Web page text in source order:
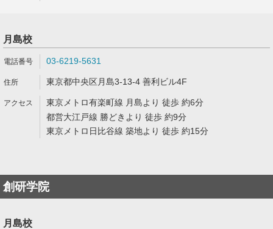
月島校
03-6219-5631
東京都中央区月島3-13-4 善利ビル4F
東京メトロ有楽町線 月島より 徒歩 約6分
都営大江戸線 勝どきより 徒歩 約9分
東京メトロ日比谷線 築地より 徒歩 約15分
創研学院
月島校